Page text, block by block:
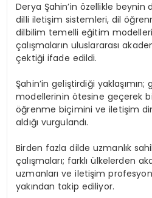
Derya Şahin’in özellikle
dilli iletişim sistemleri, dil
dilbilim temelli eğitim
çalışmaların uluslararası
çektiği ifade edildi.
Şahin’in geliştirdiği
modellerinin ötesine geçerek
öğrenme biçimini ve iletişim
aldığı vurgulandı.
Birden fazla dilde uzmanlık
çalışmaları; farklı ülkelerden
uzmanları ve iletişim
yakından takip ediliyor.